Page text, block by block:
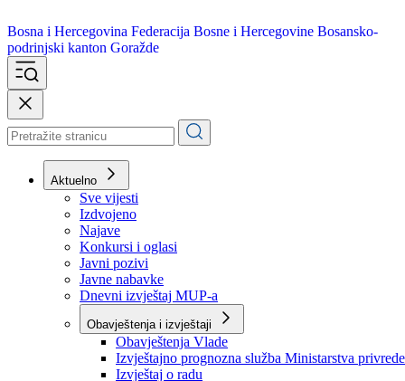
Bosna i Hercegovina
podrinjski kanton Goražde
Aktuelno
Sve vijesti
Izdvojeno
Najave
Konkursi i oglasi
Javni pozivi
Javne nabavke
Dnevni izvještaj MUP-a
Obavještenja i izvještaji